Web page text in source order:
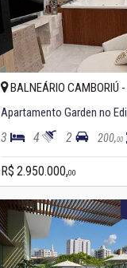
BALNEÁRIO CAMBORIÚ -
3 4 2 200,00
R$ 2.950.000,00